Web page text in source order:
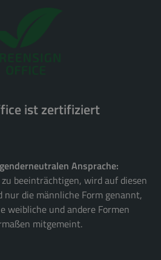
ist zertifiziert
Ansprache:
beeinträchtigen, wird auf diesen
nur die männliche Form genannt,
weibliche und andere Formen
mitgemeint.